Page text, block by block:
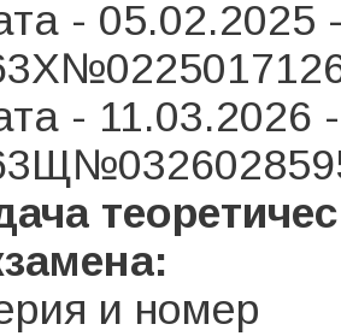
-
-
и номер